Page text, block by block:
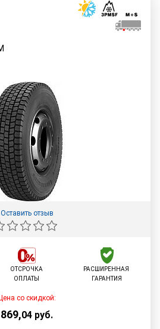
Оставить отзыв
ОТСРОЧКА
ОПЛАТЫ
РАСШИРЕННАЯ
ГАРАНТИЯ
со скидкой:
869,04 руб.